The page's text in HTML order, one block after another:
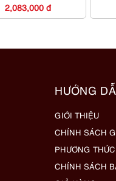
2,083,000 đ
HƯỚNG
GIỚI THIỆU
CHÍNH SÁCH
PHƯƠNG
CHÍNH SÁCH